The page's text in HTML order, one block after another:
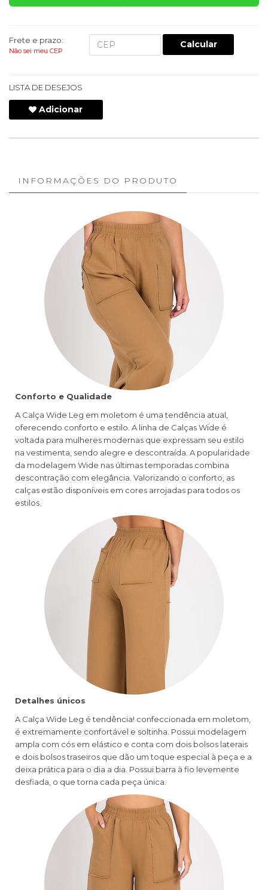
Frete e prazo:
Não sei meu CEP
Calcular
LISTA DE DESEJOS
Adicionar
INFORMAÇÕES DO PRODUTO
Conforto e Qualidade
A Calça Wide Leg em moletom é uma tendência atual,
oferecendo conforto e estilo. A linha de Calças Wide é
voltada para mulheres modernas que expressam seu estilo
na vestimenta, sendo alegre e descontraída. A popularidade
da modelagem Wide nas últimas temporadas combina
descontração com elegância. Valorizando o conforto, as
calças estão disponíveis em cores arrojadas para todos os
estilos.
Detalhes únicos
A Calça Wide Leg é tendência! confeccionada em moletom,
é extremamente confortável e soltinha. Possui modelagem
ampla com cós em elástico e conta com dois bolsos laterais
e dois bolsos traseiros que dão um toque especial à peça e a
deixa prática para o dia a dia. Possui barra à fio levemente
desfiada, o que torna cada peça única.